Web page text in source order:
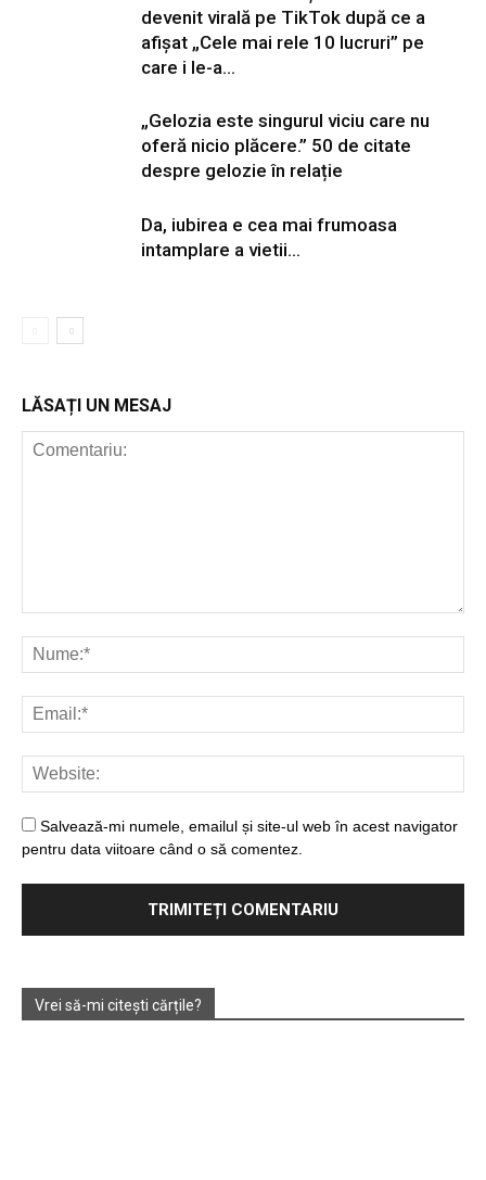
devenit virală pe TikTok după ce a
afișat „Cele mai rele 10 lucruri” pe
care i le-a...
„Gelozia este singurul viciu care nu
oferă nicio plăcere.” 50 de citate
despre gelozie în relație
Da, iubirea e cea mai frumoasa
intamplare a vietii…
LĂSAȚI UN MESAJ
Salvează-mi numele, emailul și site-ul web în acest navigator
pentru data viitoare când o să comentez.
Vrei să-mi citești cărțile?